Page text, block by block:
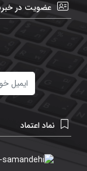
عضویت در
نماد اعتماد